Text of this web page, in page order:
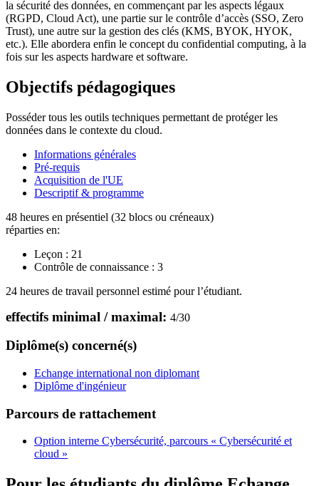
la sécurité des données, en commençant par les aspects légaux
(RGPD, Cloud Act), une partie sur le contrôle d’accès (SSO, Zero
Trust), une autre sur la gestion des clés (KMS, BYOK, HYOK,
etc.). Elle abordera enfin le concept du confidential computing, à la
fois sur les aspects hardware et software.
Objectifs pédagogiques
Posséder tous les outils techniques permettant de protéger les
données dans le contexte du cloud.
Informations générales
Pré-requis
Acquisition de l'UE
Descriptif & programme
48 heures en présentiel (32 blocs ou créneaux)
réparties en:
Leçon : 21
Contrôle de connaissance : 3
24 heures de travail personnel estimé pour l’étudiant.
effectifs minimal / maximal: 4/30
Diplôme(s) concerné(s)
Echange international non diplomant
Diplôme d'ingénieur
Parcours de rattachement
Option interne Cybersécurité, parcours « Cybersécurité et
cloud »